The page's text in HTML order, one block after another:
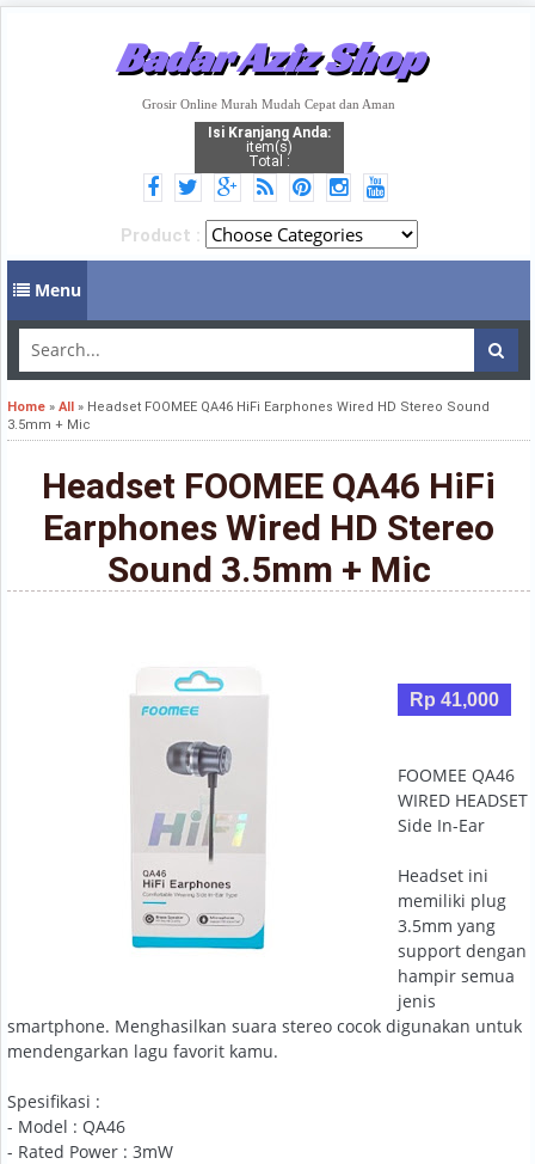
Badar Aziz Shop
Grosir Online Murah Mudah Cepat dan Aman
Isi Kranjang Anda:
item(s)
Total :
Product :
Menu
Home » All » Headset FOOMEE QA46 HiFi Earphones Wired HD Stereo Sound
3.5mm + Mic
Headset FOOMEE QA46 HiFi
Earphones Wired HD Stereo
Sound 3.5mm + Mic
Rp 41,000
FOOMEE QA46
WIRED HEADSET
Side In-Ear
Headset ini
memiliki plug
3.5mm yang
support dengan
hampir semua
jenis
smartphone. Menghasilkan suara stereo cocok digunakan untuk
mendengarkan lagu favorit kamu.
Spesifikasi :
- Model : QA46
- Rated Power : 3mW